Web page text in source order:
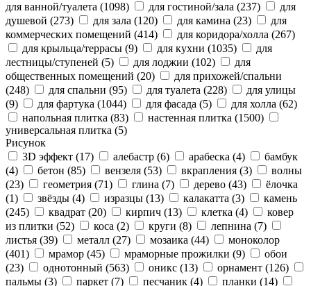
для ванной/туалета (1098) для гостиной/зала (237)
для
душевой (273) для зала (120) для камина (23)
для
коммерческих помещений (414) для коридора/холла (267)
для крыльца/террасы (9) для кухни (1035)
для
лестницы/ступеней (5) для лоджии (102)
для
общественных помещений (20)
для прихожей/спальни
(248)
для спальни (95) для туалета (228)
для улицы
(9)
для фартука (1044) для фасада (5) для холла (62)
напольная плитка (83) настенная плитка (1500)
универсальная плитка (5)
Рисунок
3D эффект (17) алебастр (6) арабеска (4)
бамбук
(4)
бетон (85) вензеля (53) вкрапления (3)
волны
(23)
геометрия (71) глина (7) дерево (43)
ёлочка
(1)
звёзды (4) изразцы (13) калакатта (3)
камень
(245)
квадрат (20) кирпич (13) клетка (4)
ковер
из плитки (52) коса (2) круги (8) лепнина (7)
листья (39) металл (27) мозаика (44)
моноколор
(401)
мрамор (45) мраморные прожилки (9)
обои
(23)
однотонный (563) оникс (13) орнамент (126)
пальмы (3) паркет (7) песчаник (4) планки (14)